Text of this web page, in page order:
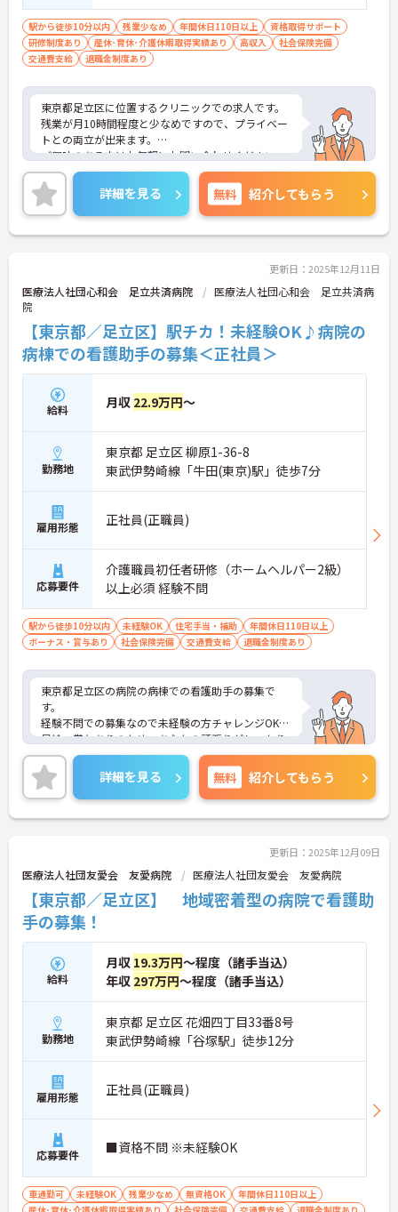
駅から徒歩10分以内 残業少なめ 年間休日110日以上
資格取得サポート
研修制度あり
産休･育休･介護休暇取得実績あり 高収入
社会保険完備
交通費支給
退職金制度あり
東京都足立区に位置するクリニックでの求人です。
残業が月10時間程度と少なめですので、プライベー
トとの両立が出来ます。
ご興味のある方はお気軽にお問い合わせください。
詳細を見る 無料 紹介してもらう
更新日：2025年12月11日
医療法人社団心和会 足立共済病院
医療法人社団心和会 足立共済病
院
【東京都／足立区】駅チカ！未経験OK♪病院の
病棟での看護助手の募集＜正社員＞
給料 月収 22.9万円～
勤務地
東京都 足立区 柳原1-36-8
東武伊勢崎線「牛田(東京)駅」徒歩7分
雇用形態 正社員(正職員)
応募要件
介護職員初任者研修（ホームヘルパー2級）
以上必須 経験不問
駅から徒歩10分以内 未経験OK 住宅手当・補助
年間休日110日以上
ボーナス・賞与あり
社会保険完備 交通費支給 退職金制度あり
東京都足立区の病院の病棟での看護助手の募集で
す。
経験不問での募集なので未経験の方チャレンジOK！
昇給・賞与ありのため、あなたの頑張りがしっかり
評価されます。
ご興味のある方は、面接のポイントをお伝えします
のでお気軽にお問い合せください。
詳細を見る 無料 紹介してもらう
更新日：2025年12月09日
医療法人社団友愛会 友愛病院 医療法人社団友愛会 友愛病院
【東京都／足立区】 地域密着型の病院で看護助
手の募集！
給料
月収 19.3万円～程度（諸手当込）
年収 297万円～程度（諸手当込）
勤務地
東京都 足立区 花畑四丁目33番8号
東武伊勢崎線「谷塚駅」徒歩12分
雇用形態 正社員(正職員)
応募要件 ■資格不問 ※未経験OK
車通勤可 未経験OK 残業少なめ 無資格OK
年間休日110日以上